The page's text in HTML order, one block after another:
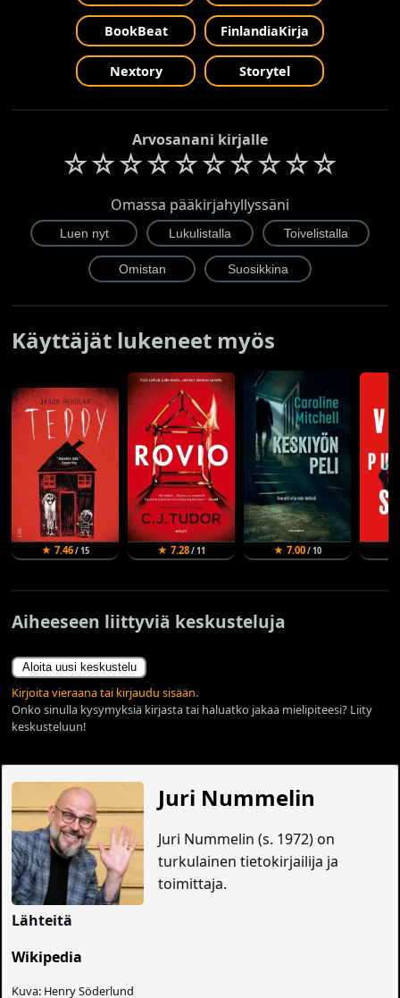
BookBeat FinlandiaKirja
Nextory Storytel
Arvosanani kirjalle
☆☆☆☆☆☆☆☆☆☆
Omassa pääkirjahyllyssäni
Käyttäjät lukeneet myös
★ 7.46/ 15 ★ 7.28/ 11 ★ 7.00/ 10
Aiheeseen liittyviä keskusteluja
Aloita uusi keskustelu
Kirjoita vieraana tai kirjaudu sisään.
Onko sinulla kysymyksiä kirjasta tai haluatko jakaa mielipiteesi? Liity
keskusteluun!
Juri Nummelin
Juri Nummelin (s. 1972) on
turkulainen tietokirjailija ja
toimittaja.
Lähteitä
Wikipedia
Kuva: Henry Söderlund